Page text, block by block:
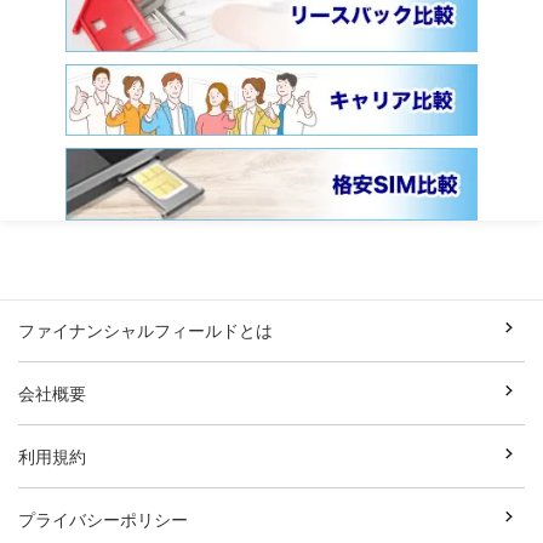
ファイナンシャルフィールドとは
会社概要
利用規約
プライバシーポリシー